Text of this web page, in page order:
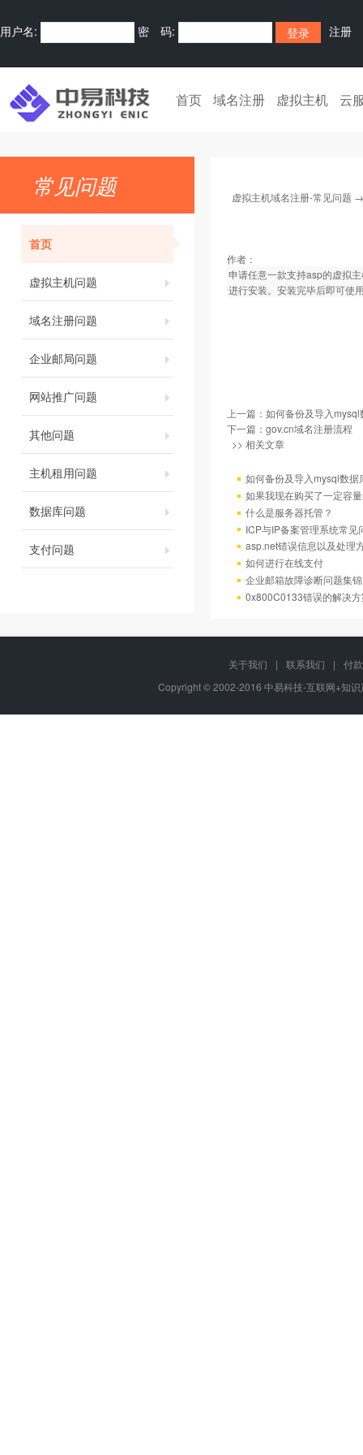
用户名: 密 码: 注册
首页 域名注册 虚拟主机 云
常见问题
首页
虚拟主机问题
域名注册问题
企业邮局问题
网站推广问题
其他问题
主机租用问题
数据库问题
支付问题
虚拟主机域名注册-常见问题
作者：
申请任意一款支持asp的虚拟
进行安装。安装完毕后即可使
上一篇： 如何备份及导入
下一篇： gov.cn域名注册流程
>> 相关文章
如何备份及导入mysql数据
如果我现在购买了一定容
什么是服务器托管？
ICP与IP备案管理系统常见
asp.net错误信息以及处理
如何进行在线支付
企业邮箱故障诊断问题集锦
0x800C0133错误的解决
关于我们 | 联系我们 |
付
Copyright © 2002-2016 中易科技-互联网+知